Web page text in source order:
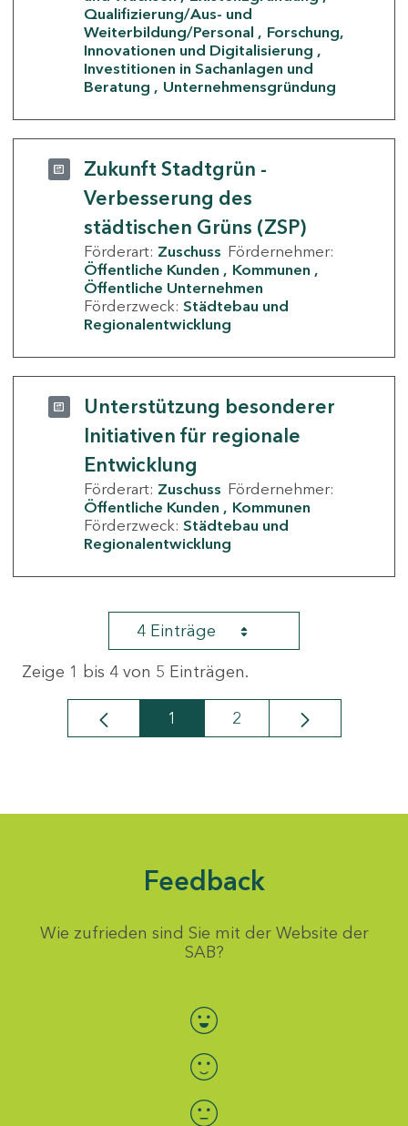
Qualifizierung/Aus- und
Weiterbildung/Personal
Forschung,
Innovationen und Digitalisierung
Investitionen in Sachanlagen und
Beratung
Unternehmensgründung
Zukunft Stadtgrün -
Verbesserung des
städtischen Grüns (ZSP)
Förderart: Zuschuss Fördernehmer:
Öffentliche Kunden
Kommunen
Öffentliche Unternehmen
Förderzweck: Städtebau und
Regionalentwicklung
Unterstützung besonderer
Initiativen für regionale
Entwicklung
Förderart: Zuschuss Fördernehmer:
Öffentliche Kunden
Kommunen
Förderzweck: Städtebau und
Regionalentwicklung
4 Einträge
Zeige 1 bis 4 von 5 Einträgen.
Seite
1 Seite
2
Feedback
Wie zufrieden sind Sie mit der Website der
SAB?
Bewertung auswählen